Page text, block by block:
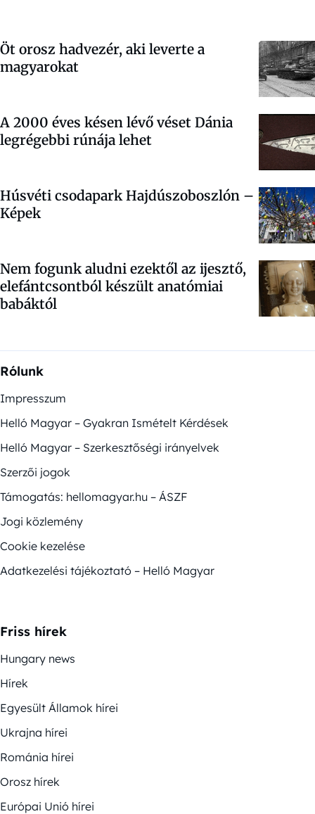
Öt orosz hadvezér, aki leverte a
magyarokat
A 2000 éves késen lévő véset Dánia
legrégebbi rúnája lehet
Húsvéti csodapark Hajdúszoboszlón –
Képek
Nem fogunk aludni ezektől az ijesztő,
elefántcsontból készült anatómiai
babáktól
Rólunk
Impresszum
Helló Magyar – Gyakran Ismételt Kérdések
Helló Magyar – Szerkesztőségi irányelvek
Szerzői jogok
Támogatás: hellomagyar.hu – ÁSZF
Jogi közlemény
Cookie kezelése
Adatkezelési tájékoztató – Helló Magyar
Friss hírek
Hungary news
Hírek
Egyesült Államok hírei
Ukrajna hírei
Románia hírei
Orosz hírek
Európai Unió hírei